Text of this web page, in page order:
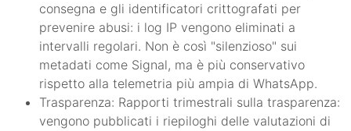
consegna e gli identificatori crittografati per
prevenire abusi: i log IP vengono eliminati a
intervalli regolari. Non è così "silenzioso" sui
metadati come Signal, ma è più conservativo
rispetto alla telemetria più ampia di WhatsApp.
Trasparenza: Rapporti trimestrali sulla trasparenza:
vengono pubblicati i riepiloghi delle valutazioni di